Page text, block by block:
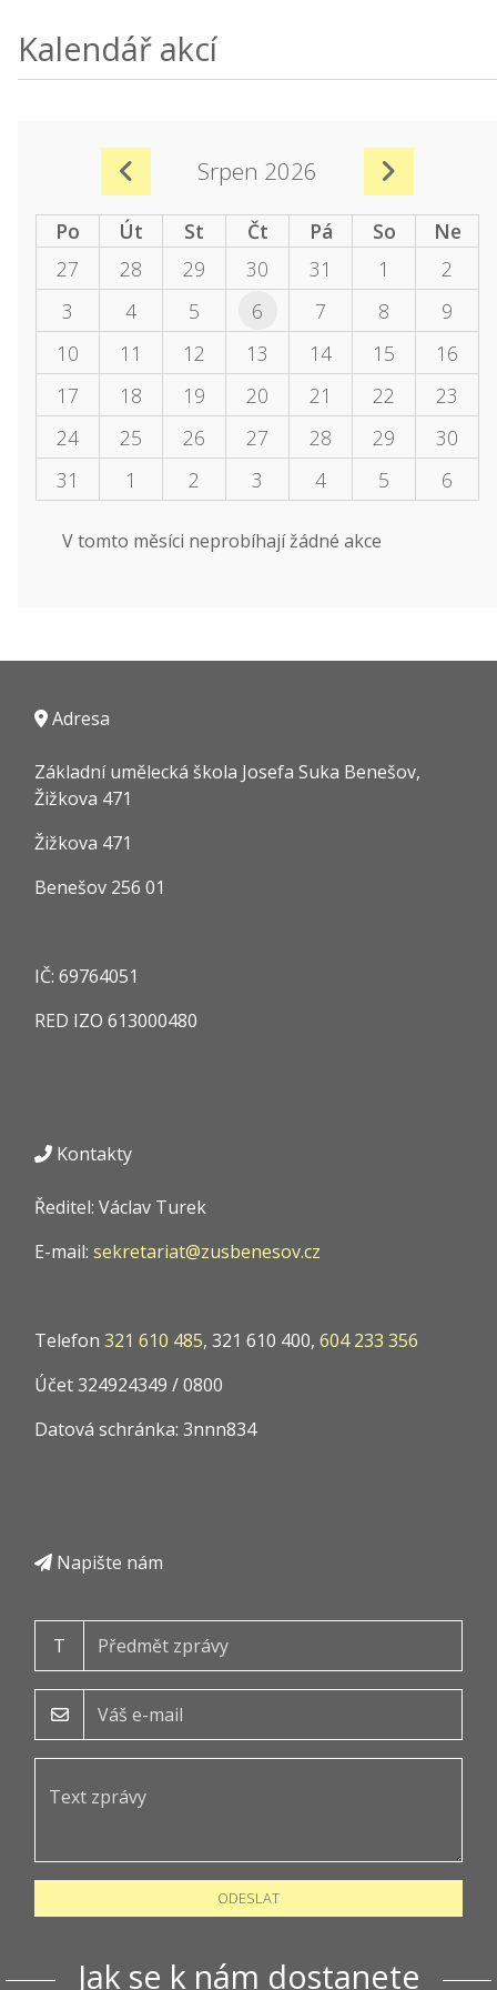
Kalendář akcí
Srpen 2026
Po Út St Čt Pá So
Ne
27
28 29 30 31 1
2
3
4 5 6 7 8
9
10
11 12 13 14 15
16
17
18 19 20 21 22
23
24
25 26 27 28 29
30
31
1 2 3 4 5 6
V tomto měsíci neprobíhají žádné akce
Adresa
Základní umělecká škola Josefa Suka Benešov,
Žižkova 471
Žižkova 471
Benešov 256 01
IČ: 69764051
RED IZO 613000480
Kontakty
Ředitel: Václav Turek
E-mail: sekretariat@zusbenesov.cz
Telefon 321 610 485, 321 610 400, 604 233 356
Účet 324924349 / 0800
Datová schránka: 3nnn834
Napište nám
T
ODESLAT
Jak se k nám dostanete